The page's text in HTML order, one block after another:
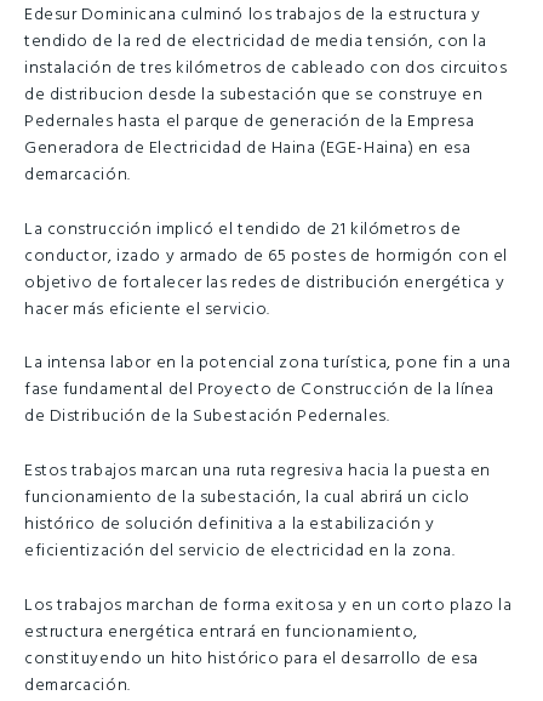
Edesur Dominicana culminó los trabajos de la estructura y
tendido de la red de electricidad de media tensión, con la
instalación de tres kilómetros de cableado con dos circuitos
de distribucion desde la subestación que se construye en
Pedernales hasta el parque de generación de la Empresa
Generadora de Electricidad de Haina (EGE-Haina) en esa
demarcación.
La construcción implicó el tendido de 21 kilómetros de
conductor, izado y armado de 65 postes de hormigón con el
objetivo de fortalecer las redes de distribución energética y
hacer más eficiente el servicio.
La intensa labor en la potencial zona turística, pone fin a una
fase fundamental del Proyecto de Construcción de la línea
de Distribución de la Subestación Pedernales.
Estos trabajos marcan una ruta regresiva hacia la puesta en
funcionamiento de la subestación, la cual abrirá un ciclo
histórico de solución definitiva a la estabilización y
eficientización del servicio de electricidad en la zona.
Los trabajos marchan de forma exitosa y en un corto plazo la
estructura energética entrará en funcionamiento,
constituyendo un hito histórico para el desarrollo de esa
demarcación.